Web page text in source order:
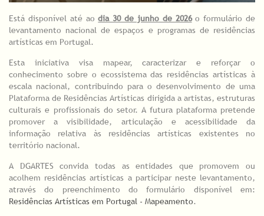
Está disponível até aodia 30 de junho de 2026o formulário de
levantamento nacional de espaços e programas de residências
artísticas em Portugal.
Esta iniciativa visa mapear, caracterizar e reforçar o
conhecimento sobre o ecossistema das residências artísticas à
escala nacional, contribuindo para o desenvolvimento de uma
Plataforma de Residências Artísticas dirigida a artistas, estruturas
culturais e profissionais do setor. A futura plataforma pretende
promover a visibilidade, articulação e acessibilidade da
informação relativa às residências artísticas existentes no
território nacional.
A DGARTES convida todas as entidades que promovem ou
acolhem residências artísticas a participar neste levantamento,
através do preenchimento do formulário disponível em:
Residências Artísticas em Portugal - Mapeamento.